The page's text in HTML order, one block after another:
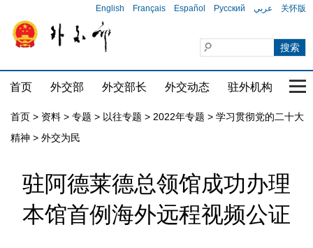
English Français Español Русский عربي 关怀版
首页 外交部 外交部长 外交动态 驻外机构 国
首页 > 资料 > 专题 > 以往专题 > 2022年专题 > 学习贯彻党的二十大
精神 > 外交为民
驻阿德莱德总领馆成功办理
本馆首例海外远程视频公证